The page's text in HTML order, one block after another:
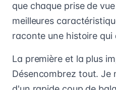
que chaque prise de
meilleures
raconte une histoire qui
La première et la plus
Désencombrez tout. Je